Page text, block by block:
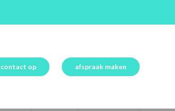
contact op afspraak maken